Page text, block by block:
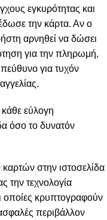
εγκυρότητας και
την κάρτα. Αν ο
αρνηθεί να δώσει
για την πληρωμή,
για τυχόν
κάθε εύλογη
όσο το δυνατόν
στην ιστοσελίδα
την τεχνολογία
κρυπτογραφούν
περιβάλλον